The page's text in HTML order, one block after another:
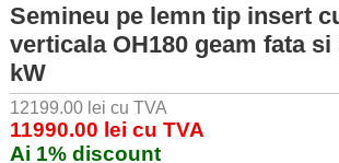
Semineu pe lemn tip insert
verticala OH180 geam fata si
kW
12199.00 lei cu TVA
11990.00 lei cu TVA
Ai 1% discount